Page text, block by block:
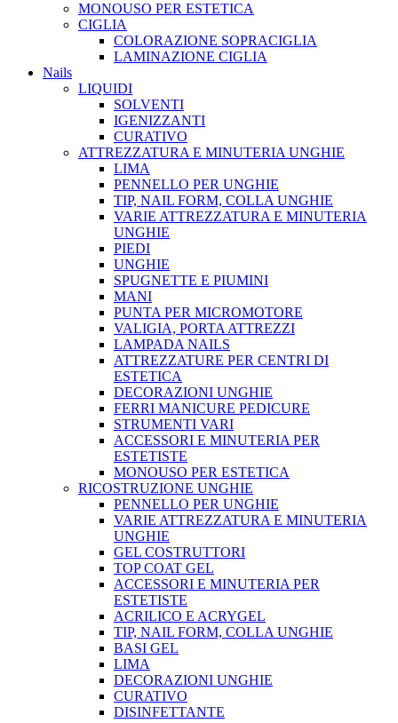
MONOUSO PER ESTETICA
CIGLIA
COLORAZIONE SOPRACIGLIA
LAMINAZIONE CIGLIA
Nails
LIQUIDI
SOLVENTI
IGENIZZANTI
CURATIVO
ATTREZZATURA E MINUTERIA UNGHIE
LIMA
PENNELLO PER UNGHIE
TIP, NAIL FORM, COLLA UNGHIE
VARIE ATTREZZATURA E MINUTERIA
UNGHIE
PIEDI
UNGHIE
SPUGNETTE E PIUMINI
MANI
PUNTA PER MICROMOTORE
VALIGIA, PORTA ATTREZZI
LAMPADA NAILS
ATTREZZATURE PER CENTRI DI
ESTETICA
DECORAZIONI UNGHIE
FERRI MANICURE PEDICURE
STRUMENTI VARI
ACCESSORI E MINUTERIA PER
ESTETISTE
MONOUSO PER ESTETICA
RICOSTRUZIONE UNGHIE
PENNELLO PER UNGHIE
VARIE ATTREZZATURA E MINUTERIA
UNGHIE
GEL COSTRUTTORI
TOP COAT GEL
ACCESSORI E MINUTERIA PER
ESTETISTE
ACRILICO E ACRYGEL
TIP, NAIL FORM, COLLA UNGHIE
BASI GEL
LIMA
DECORAZIONI UNGHIE
CURATIVO
DISINFETTANTE